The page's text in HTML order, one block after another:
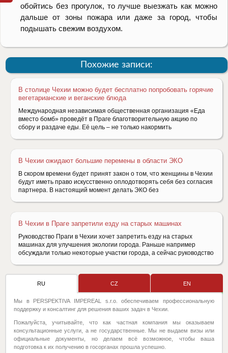
обойтись без прогулок, то лучше выезжать как можно
дальше от зоны пожара или даже за город, чтобы
подышать свежим воздухом.
Похожие записи:
В столице Чехии можно будет бесплатно попробовать горячие
вегетарианские и веганские блюда
Международная независимая общественная организация «Еда
вместо бомб» проведёт в Праге благотворительную акцию по
сбору и раздаче еды. Её цель – не только накормить
В Чехии ожидают большие перемены в области ЭКО
В скором времени будет принят закон о том, что женщины в Чехии
будут иметь право искусственно оплодотворять себя без согласия
партнера. В настоящий момент делать ЭКО без
В Чехии в Праге запретили езду на старых машинах
Руководство Праги в Чехии хочет запретить езду на старых
машинах для улучшения экологии города. Раньше например
обсуждали только некоторые участки города, а сейчас руководство
RU CZ EN
Мы в PERSPEKTIVA IMPEREAL s.r.o. обеспечиваем профессиональную
поддержку и консалтинг для решения ваших задач в Чехии.
Пожалуйста, учитывайте, что как частная компания мы оказываем
консультационные услуги, а не государственные. Мы не выдаем визы или
официальные документы, но делаем всё возможное, чтобы ваша
подготовка к их получению в госорганах прошла успешно.